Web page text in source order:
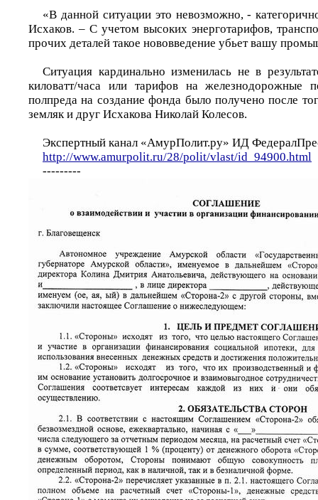
«В данной ситуации это невозможно, -
Исхаков. – С учетом высоких энерготарифов,
прочих деталей такое нововведение убьет вашу
Ситуация кардинально изменилась не в
киловатт/часа или тарифов на железнодорожные
полпреда на создание фонда было получено после
земляк и друг Исхакова Николай Колесов.
Экспертный канал «АмурПолит.ру» ИД
http://www.amurpolit.ru/28/polit/vlast/id_94900.html
---------